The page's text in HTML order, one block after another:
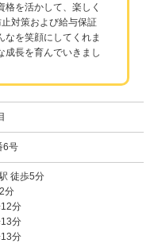
格を活かして、楽しく
対策および給与保証
なを笑顔にしてくれま
成長を育んでいきまし
6号
徒歩5分
分
分
分
分